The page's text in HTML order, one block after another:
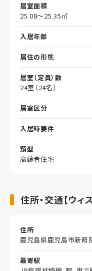
居室面積
25.08～25.35㎡
入居年齢
居住の形態
居室（定員）数
24室（24名）
居室区分
入居時要件
類型
高齢者住宅
住所・交通【ウィ
住所
鹿児島県鹿児島市新照
最寄駅